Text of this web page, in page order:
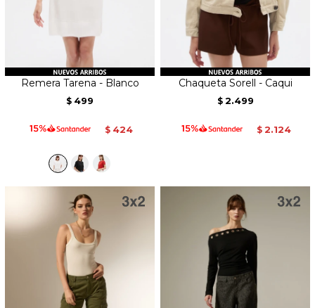
Remera Tarena - Blanco
$ 499
$ 424
Chaqueta Sorell - Caqui
$ 2.499
$ 2.124